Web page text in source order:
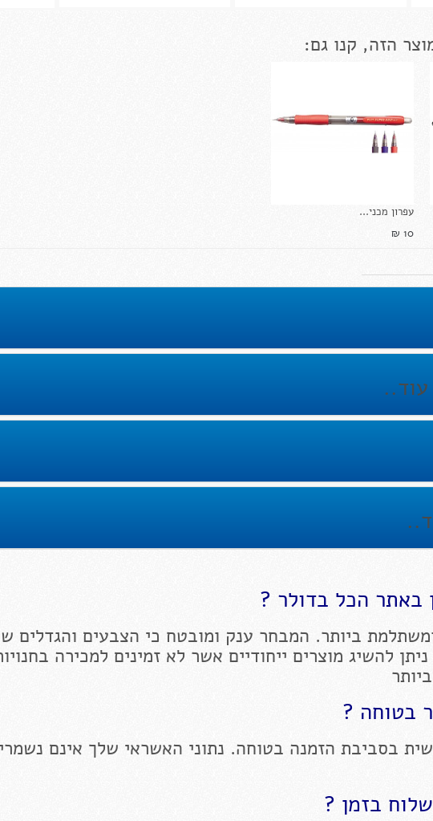
הזה, קנו גם:
עפרון מכני...
10 ₪‎
עוד..
באתר הכל בדולר ?
ביותר. המבחר ענק ומובטח כי הצבעים והגדלים
להשיג מוצרים ייחודיים אשר לא זמינים למכירה
בטוחה ?
בסביבת הזמנה בטוחה. נתוני האשראי שלך אינם
בזמן ?